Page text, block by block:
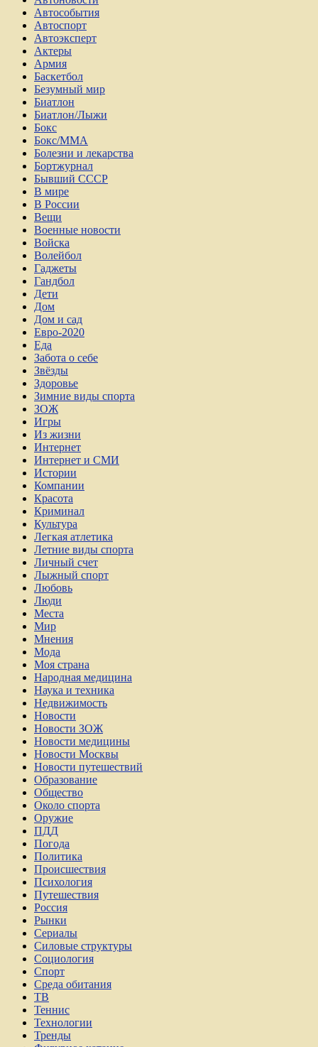
Автособытия
Автоспорт
Автоэксперт
Актеры
Армия
Баскетбол
Безумный мир
Биатлон
Биатлон/Лыжи
Бокс
Бокс/MMA
Болезни и лекарства
Бортжурнал
Бывший СССР
В мире
В России
Вещи
Военные новости
Войска
Волейбол
Гаджеты
Гандбол
Дети
Дом
Дом и сад
Евро-2020
Еда
Забота о себе
Звёзды
Здоровье
Зимние виды спорта
ЗОЖ
Игры
Из жизни
Интернет
Интернет и СМИ
Истории
Компании
Красота
Криминал
Культура
Легкая атлетика
Летние виды спорта
Личный счет
Лыжный спорт
Любовь
Люди
Места
Мир
Мнения
Мода
Моя страна
Народная медицина
Наука и техника
Недвижимость
Новости
Новости ЗОЖ
Новости медицины
Новости Москвы
Новости путешествий
Образование
Общество
Около спорта
Оружие
ПДД
Погода
Политика
Происшествия
Психология
Путешествия
Россия
Рынки
Сериалы
Силовые структуры
Социология
Спорт
Среда обитания
ТВ
Теннис
Технологии
Тренды